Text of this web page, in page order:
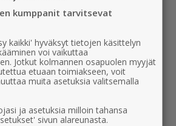
pariin Suuren
vieraille
kokonaisuus
kumppanit tarvitsevat
kaikki' hyväksyt tietojen käsittelyn
voi vaikuttaa
Jotkut kolmannen osapuolen myyjät
etuaan toimiakseen, voit
muita asetuksia valitsemalla
ja asetuksia milloin tahansa
sivun alareunasta.